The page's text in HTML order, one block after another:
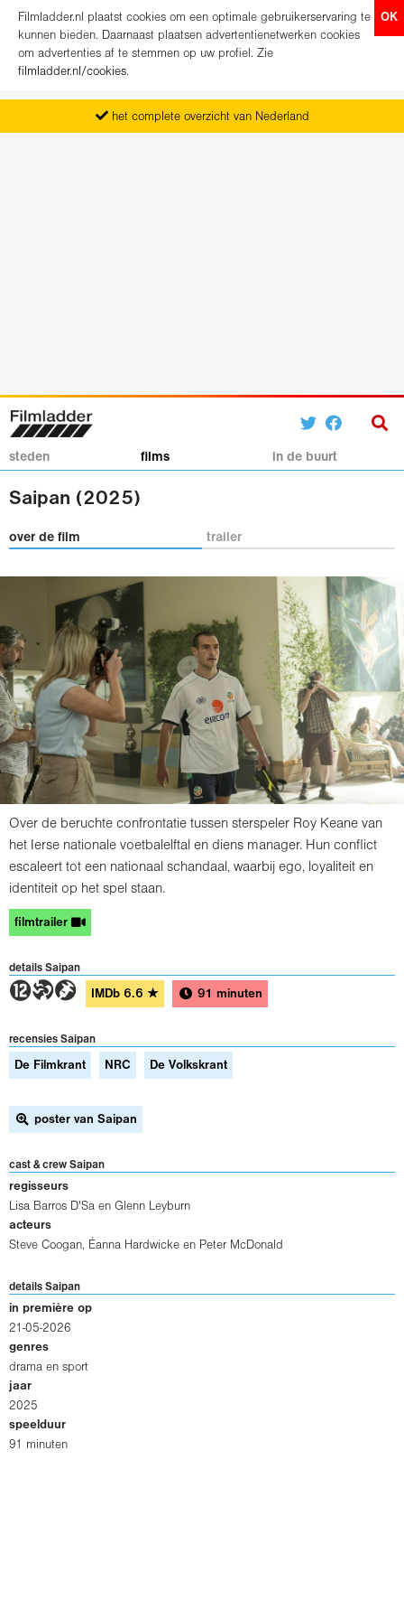
OK
Filmladder.nl plaatst cookies om een optimale gebruikerservaring te
kunnen bieden. Daarnaast plaatsen advertentienetwerken cookies
om advertenties af te stemmen op uw profiel. Zie
filmladder.nl/cookies.
het complete overzicht van Nederland
vanaf maandag het nieuwe programma
koop direct je kaartjes
steden films in de buurt
Saipan (2025)
over de film trailer
Over de beruchte confrontatie tussen sterspeler Roy Keane van
het Ierse nationale voetbalelftal en diens manager. Hun conflict
escaleert tot een nationaal schandaal, waarbij ego, loyaliteit en
identiteit op het spel staan.
filmtrailer
details Saipan
4TH IMDb 6.6 ★ 91 minuten
recensies Saipan
De Filmkrant NRC De Volkskrant
poster van Saipan
cast & crew Saipan
regisseurs
Lisa Barros D'Sa en Glenn Leyburn
acteurs
Steve Coogan, Éanna Hardwicke en Peter McDonald
details Saipan
in première op
21-05-2026
genres
drama en sport
jaar
2025
speelduur
91 minuten